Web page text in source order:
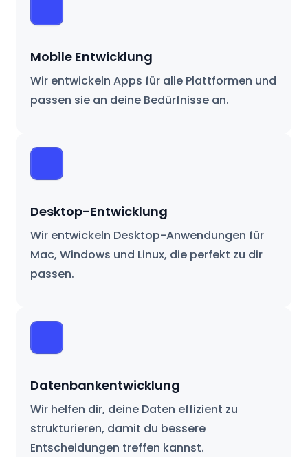
Mobile Entwicklung
Wir entwickeln Apps für alle Plattformen und
passen sie an deine Bedürfnisse an.
Desktop-Entwicklung
Wir entwickeln Desktop-Anwendungen für
Mac, Windows und Linux, die perfekt zu dir
passen.
Datenbankentwicklung
Wir helfen dir, deine Daten effizient zu
strukturieren, damit du bessere
Entscheidungen treffen kannst.